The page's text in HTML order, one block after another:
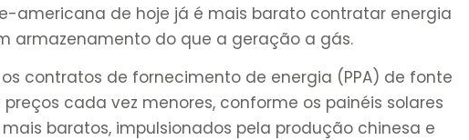
americana de hoje já é mais barato contratar energia
armazenamento do que a geração a gás.
os contratos de fornecimento de energia (PPA) de fonte
cada vez menores, conforme os painéis solares
baratos, impulsionados pela produção chinesa e